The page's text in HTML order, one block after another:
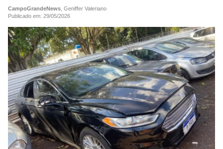
CampoGrandeNews , Geniffer Valeriano
Publicado em: 29/05/2026